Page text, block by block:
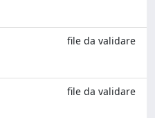
file da validare
file da validare